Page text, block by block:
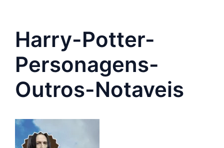
Harry-Potter-
Personagens-
Outros-Notaveis